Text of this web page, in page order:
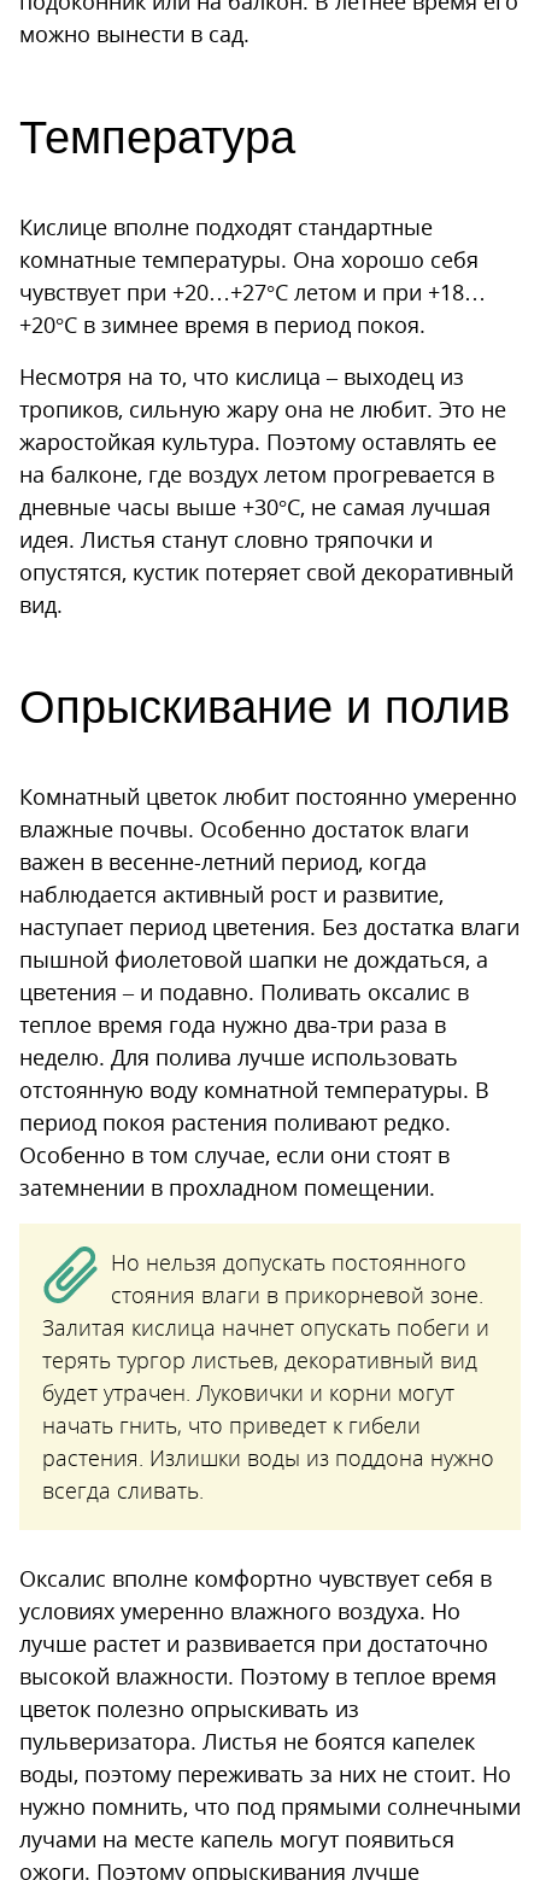
можно вынести в сад.
Температура
Кислице вполне подходят стандартные
комнатные температуры. Она хорошо себя
чувствует при +20…+27°С летом и при +18…
+20°С в зимнее время в период покоя.
Несмотря на то, что кислица – выходец из
тропиков, сильную жару она не любит. Это не
жаростойкая культура. Поэтому оставлять ее
на балконе, где воздух летом прогревается в
дневные часы выше +30°С, не самая лучшая
идея. Листья станут словно тряпочки и
опустятся, кустик потеряет свой декоративный
вид.
Опрыскивание и полив
Комнатный цветок любит постоянно умеренно
влажные почвы. Особенно достаток влаги
важен в весенне-летний период, когда
наблюдается активный рост и развитие,
наступает период цветения. Без достатка влаги
пышной фиолетовой шапки не дождаться, а
цветения – и подавно. Поливать оксалис в
теплое время года нужно два-три раза в
неделю. Для полива лучше использовать
отстоянную воду комнатной температуры. В
период покоя растения поливают редко.
Особенно в том случае, если они стоят в
затемнении в прохладном помещении.
Но нельзя допускать постоянного
стояния влаги в прикорневой зоне.
Залитая кислица начнет опускать побеги и
терять тургор листьев, декоративный вид
будет утрачен. Луковички и корни могут
начать гнить, что приведет к гибели
растения. Излишки воды из поддона нужно
всегда сливать.
Оксалис вполне комфортно чувствует себя в
условиях умеренно влажного воздуха. Но
лучше растет и развивается при достаточно
высокой влажности. Поэтому в теплое время
цветок полезно опрыскивать из
пульверизатора. Листья не боятся капелек
воды, поэтому переживать за них не стоит. Но
нужно помнить, что под прямыми солнечными
лучами на месте капель могут появиться
ожоги. Поэтому опрыскивания лучше